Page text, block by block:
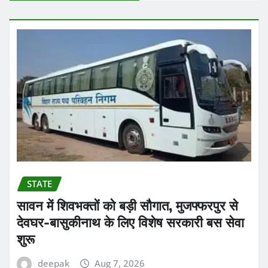
STATE
सावन में शिवभक्तों को बड़ी सौगात, मुजफ्फरपुर से
देवघर-बासुकीनाथ के लिए विशेष सरकारी बस सेवा
शुरू
deepak Aug 7, 2026